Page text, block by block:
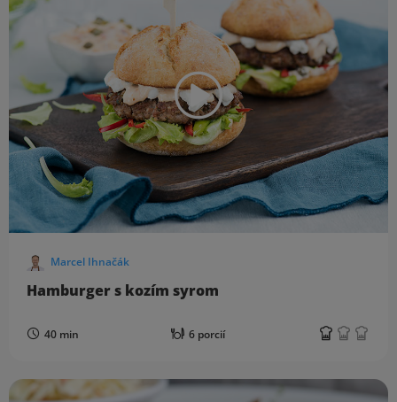
Marcel Ihnačák
Hamburger s kozím syrom
40 min 6 porcií